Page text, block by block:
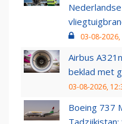
03-08-2026,
Airbus
beklad met
03-08-2026,
Boeing 737